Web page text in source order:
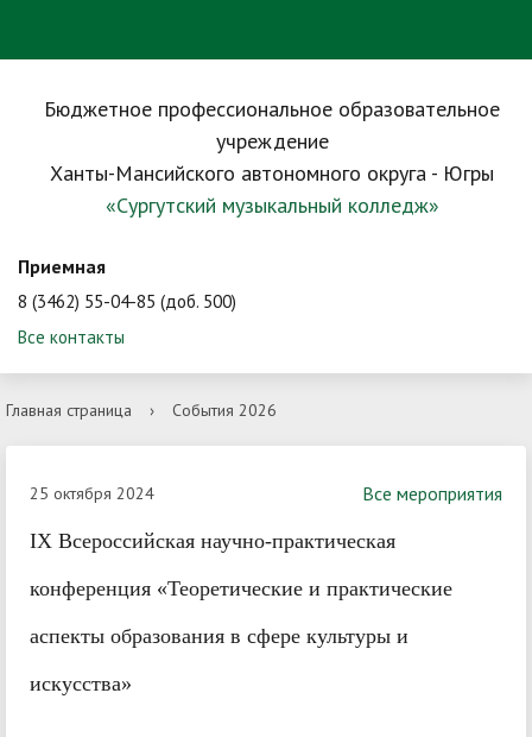
Бюджетное профессиональное образовательное
учреждение
Ханты-Мансийского автономного округа - Югры
«Сургутский музыкальный колледж»
Приемная
8 (3462) 55-04-85 (доб. 500)
Все контакты
Главная страница › События 2026
25 октября 2024
Все мероприятия
IX Всероссийская научно-практическая
конференция «Теоретические и практические
аспекты образования в сфере культуры и
искусства»